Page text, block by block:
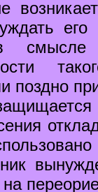
поздно